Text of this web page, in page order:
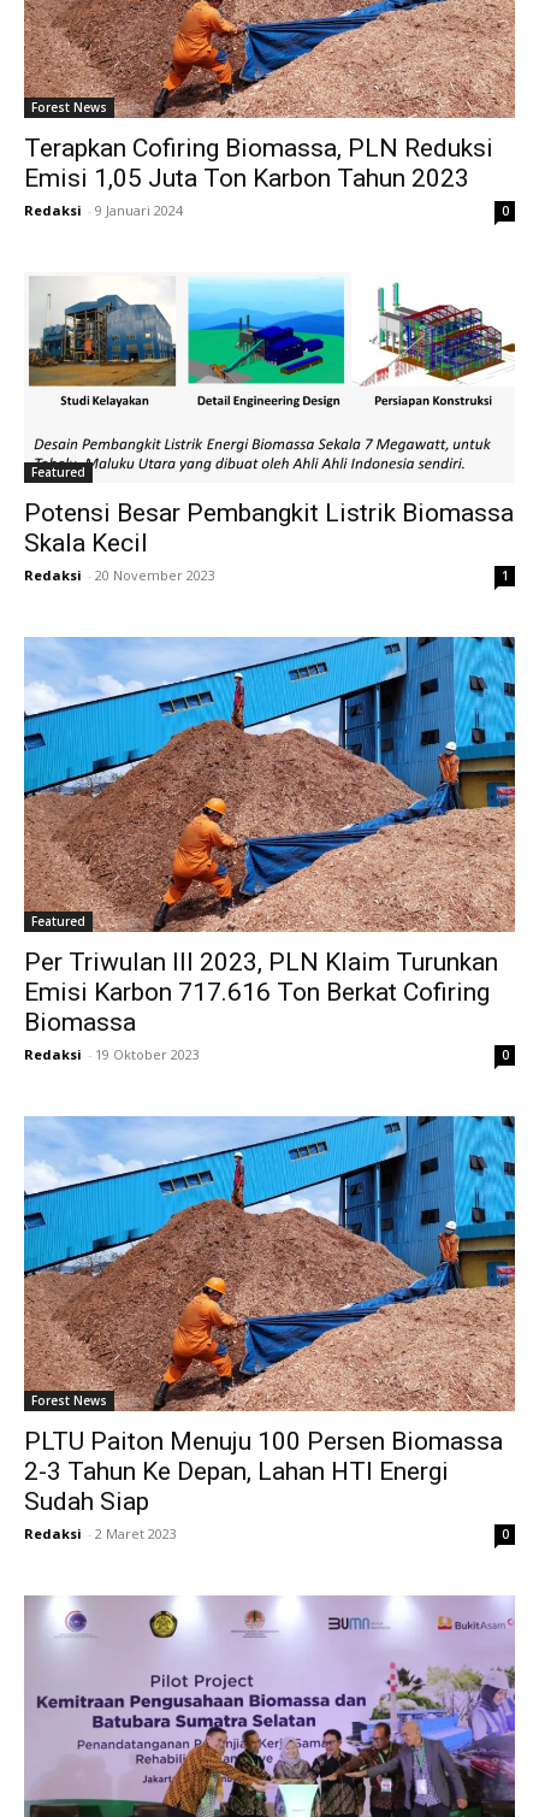
Forest News
Terapkan Cofiring Biomassa, PLN Reduksi
Emisi 1,05 Juta Ton Karbon Tahun 2023
Redaksi - 9 Januari 2024 0
Featured
Potensi Besar Pembangkit Listrik Biomassa
Skala Kecil
Redaksi - 20 November 2023 1
Featured
Per Triwulan III 2023, PLN Klaim Turunkan
Emisi Karbon 717.616 Ton Berkat Cofiring
Biomassa
Redaksi - 19 Oktober 2023 0
Forest News
PLTU Paiton Menuju 100 Persen Biomassa
2-3 Tahun Ke Depan, Lahan HTI Energi
Sudah Siap
Redaksi - 2 Maret 2023 0